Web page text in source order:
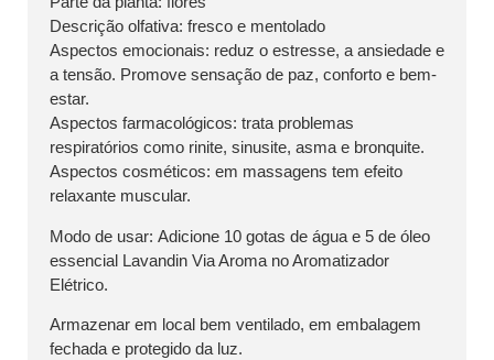
Descrição olfativa: fresco e mentolado
Aspectos emocionais: reduz o estresse, a ansiedade e
a tensão. Promove sensação de paz, conforto e bem-
estar.
Aspectos farmacológicos: trata problemas
respiratórios como rinite, sinusite, asma e bronquite.
Aspectos cosméticos: em massagens tem efeito
relaxante muscular.
Modo de usar: Adicione 10 gotas de água e 5 de óleo
essencial Lavandin Via Aroma no Aromatizador
Elétrico.
Armazenar em local bem ventilado, em embalagem
fechada e protegido da luz.